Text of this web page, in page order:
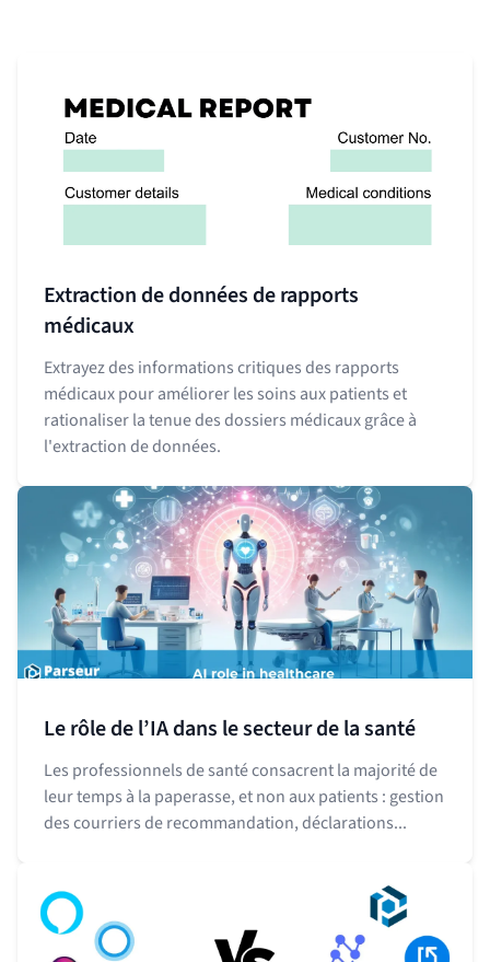
Extraction de données de rapports
médicaux
Extrayez des informations critiques des rapports
médicaux pour améliorer les soins aux patients et
rationaliser la tenue des dossiers médicaux grâce à
l'extraction de données.
Le rôle de l’IA dans le secteur de la santé
Les professionnels de santé consacrent la majorité de
leur temps à la paperasse, et non aux patients : gestion
des courriers de recommandation, déclarations...